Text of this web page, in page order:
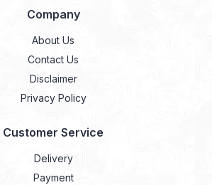
Company
About Us
Contact Us
Disclaimer
Privacy Policy
Customer Service
Delivery
Payment